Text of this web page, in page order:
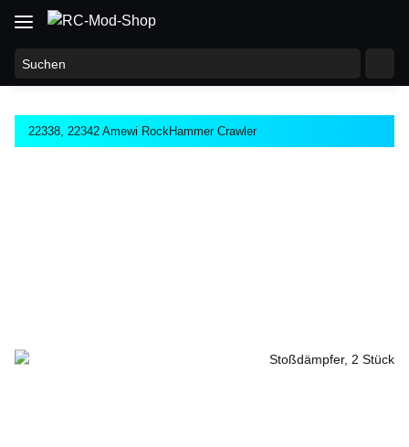
22338, 22342 Amewi RockHammer Crawler